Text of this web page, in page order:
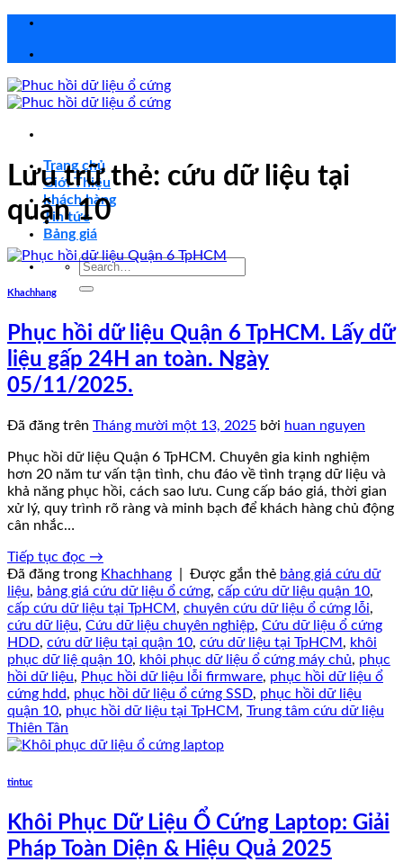
Chuyển
Trang chủ
Giới Thiệu
khách hàng
Tin tức
Bảng giá
Search
Lưu trữ thẻ: cứu dữ liệu tại
quận 10
Khachhang
Phục hồi dữ liệu Quận 6 TpHCM. Lấy dữ
liệu gấp 24H an toàn. Ngày
05/11/2025.
Đã đăng trên Tháng mười một 13, 2025 bởi huan nguyen
Phục hồi dữ liệu Quận 6 TpHCM. Chuyên gia kinh nghiệm
hơn 20 năm tư vấn tận tình, chu đáo về tình trạng dữ liệu và
khả năng phục hồi, cách sao lưu. Cung cấp báo giá, thời gian
xử lý, quy trình rõ ràng và minh bạch để khách hàng chủ động
cân nhắc…
Tiếp tục đọc →
Đã đăng trong Khachhang Được gắn thẻ bảng giá cứu dữ
liệu, bảng giá cứu dữ liệu ổ cứng, cấp cứu dữ liệu quận 10,
cấp cứu dữ liệu tại TpHCM , chuyên cứu dữ liệu ổ cứng lỗi,
cứu dữ liệu, Cứu dữ liệu chuyên nghiệp, Cứu dữ liệu ổ cứng
HDD, cứu dữ liệu tại quận 10, cứu dữ liệu tại TpHCM , khôi
phục dữ liệ quận 10, khôi phục dữ liệu ổ cứng máy chủ, phục
hồi dữ liệu, Phục hồi dữ liệu lỗi firmware, phục hồi dữ liệu ổ
cứng hdd, phục hồi dữ liệu ổ cứng SSD, phục hồi dữ liệu
quận 10, phục hồi dữ liệu tại TpHCM , Trung tâm cứu dữ liệu
Thiên Tân
tintuc
Khôi Phục Dữ Liệu Ổ Cứng Laptop: Giải
Pháp Toàn Diện & Hiệu Quả 2025